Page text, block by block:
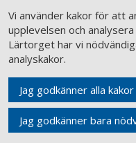
Vi använder kakor för att
upplevelsen och
Lärtorget har vi
analyskakor.
Jag godkänner alla kakor
Jag godkänner bara